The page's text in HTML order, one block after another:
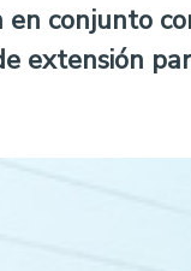
conjunto
extensión